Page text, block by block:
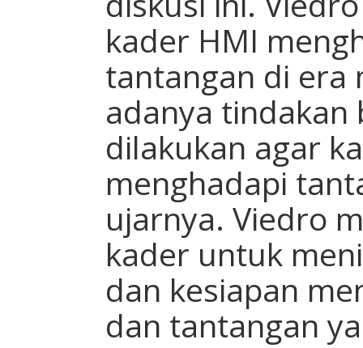
kader HMI
tantangan di era
adanya tindakan
dilakukan agar
menghadapi
ujarnya. Viedro
kader untuk
dan kesiapan
dan tantangan